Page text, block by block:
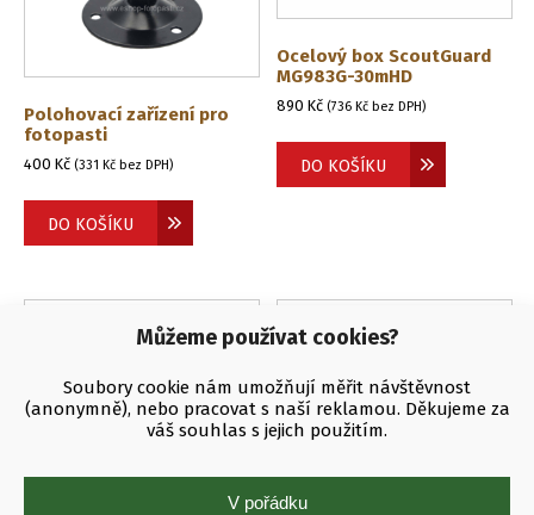
Můžeme používat cookies?
Soubory cookie nám umožňují měřit návštěvnost
(anonymně), nebo pracovat s naší reklamou. Děkujeme za
váš souhlas s jejich použitím.
V pořádku
Polohovací zařízení pro
fotopasti
400 Kč (331 Kč bez DPH)
DO KOŠÍKU
Ocelový box ScoutGuard
MG983G-30mHD
890Kč (736 Kč bez DPH)
DO KOŠÍKU